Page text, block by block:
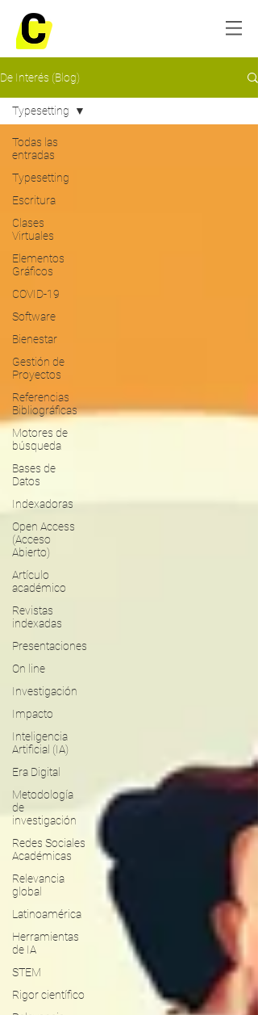
De Interés (Blog)
Todas las
entradas
Typesetting
Escritura
Clases
Virtuales
Elementos
Gráficos
COVID-19
Software
Bienestar
Gestión de
Proyectos
Referencias
Bibliográficas
Motores de
búsqueda
Bases de
Datos
Indexadoras
Open Access
(Acceso
Abierto)
Artículo
académico
Revistas
indexadas
Presentaciones
On line
Investigación
Impacto
Inteligencia
Artificial (IA)
Era Digital
Metodología
de
investigación
Redes Sociales
Académicas
Relevancia
global
Latinoamérica
Herramientas
de IA
STEM
Rigor científico
Typesetting